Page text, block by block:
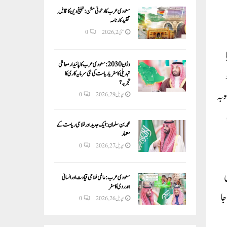
سعودی عرب کا دعوتی مشن: تبلیغ دین کا قابلِ
تقلید کارنامہ
مئی 2, 2026 0
وژن 2030:سعودی عرب کا پائیدار معاشی
تبدیلی کا سفر یا ریاست کی نئی سرمایہ کاری کا
تجربہ؟
اپریل 29, 2026 0
محمد بن سلمان: ایک جدید اور فلاحی ریاست کے
معمار
اپریل 27, 2026 0
سعودی عرب: عالمی فلاحی قیادت اور انسانی
ہمدردی کا سفر
اپریل 26, 2026 0